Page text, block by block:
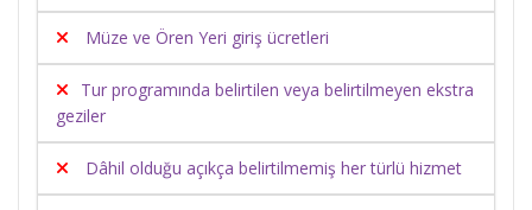
Müze ve Ören Yeri giriş ücretleri
Tur programında belirtilen veya belirtilmeyen ekstra
geziler
Dâhil olduğu açıkça belirtilmemiş her türlü hizmet